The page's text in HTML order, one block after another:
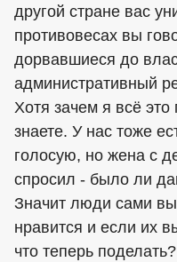
другой стране вас
противовесах вы
дорвавшиеся до
административный
Хотя зачем я всё
знаете. У нас тоже
голосую, но жена с
спросил - было ли
Значит люди сами
нравится и если их
что теперь